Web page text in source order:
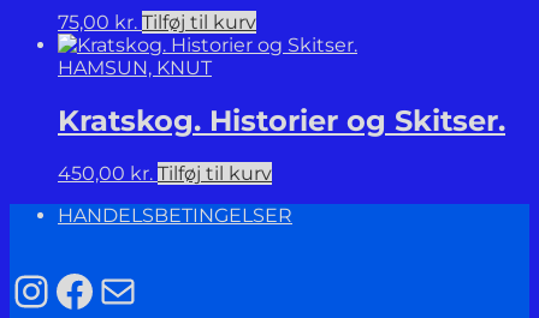
75,00 kr. Tilføj til kurv
HAMSUN, KNUT
Kratskog. Historier og Skitser.
450,00 kr. Tilføj til kurv
HANDELSBETINGELSER
Instagram
Facebook
Mail